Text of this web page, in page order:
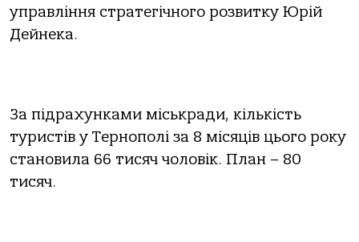
управління стратегічного розвитку Юрій
Дейнека.
За підрахунками міськради, кількість
туристів у Тернополі за 8 місяців цього року
становила 66 тисяч чоловік. План – 80
тисяч.